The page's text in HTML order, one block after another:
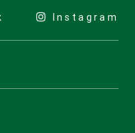
Instagram